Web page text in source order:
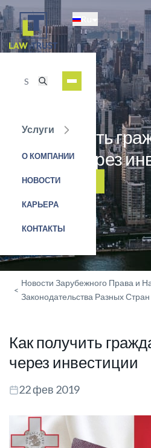
Перейти
к
основному
содержанию
Услуги
О КОМПАНИИ
НОВОСТИ
КАРЬЕРА
КОНТАКТЫ
Как получить
Мальты через
ЗАЯВКА НА УСЛУГУ
<
Новости Зарубежного Права и
Законодательства Разных Стран
Как получить
через инвестиции
22 фев 2019